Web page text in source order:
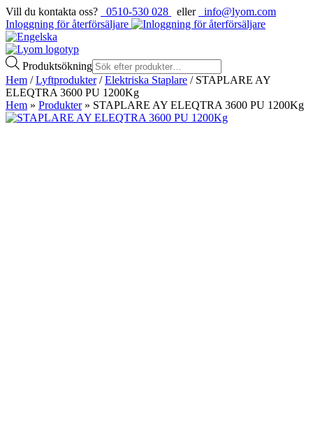
Vill du kontakta oss? 0510-530 028 eller
info@lyom.com
Inloggning för återförsäljare
Produktsökning
Hem /Lyftprodukter/Elektriska Staplare / STAPLARE AY
ELEQTRA 3600 PU 1200Kg
Hem » Produkter» STAPLARE AY ELEQTRA 3600 PU 1200Kg